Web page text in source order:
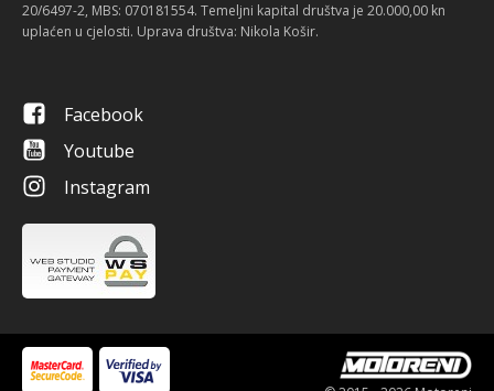
20/6497-2, MBS: 070181554. Temeljni kapital društva je 20.000,00 kn
uplaćen u cjelosti. Uprava društva: Nikola Košir.
Facebook
Youtube
Instagram